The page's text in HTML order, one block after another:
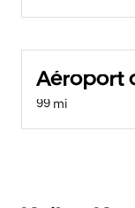
Aéroport
99 mi